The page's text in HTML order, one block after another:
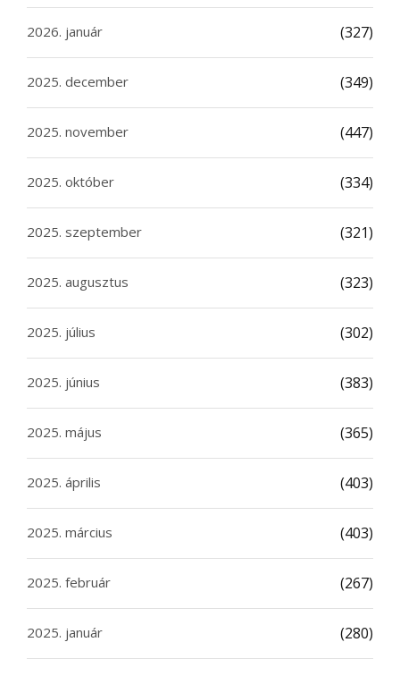
2026. január (327)
2025. december (349)
2025. november (447)
2025. október (334)
2025. szeptember (321)
2025. augusztus (323)
2025. július (302)
2025. június (383)
2025. május (365)
2025. április (403)
2025. március (403)
2025. február (267)
2025. január (280)